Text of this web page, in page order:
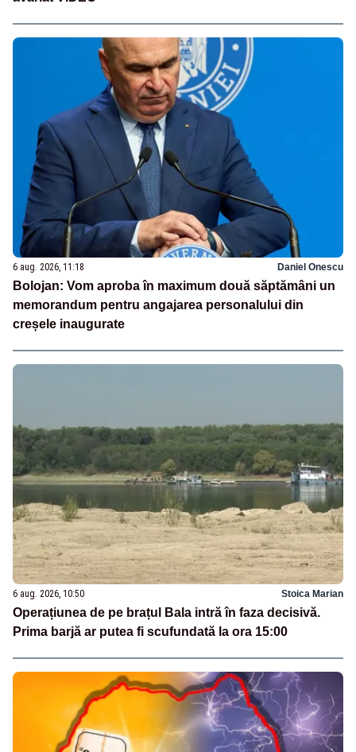
6 aug. 2026, 11:18 Daniel Onescu
Bolojan: Vom aproba în maximum două săptămâni un
memorandum pentru angajarea personalului din
creșele inaugurate
6 aug. 2026, 10:50 Stoica Marian
Operațiunea de pe brațul Bala intră în faza decisivă.
Prima barjă ar putea fi scufundată la ora 15:00